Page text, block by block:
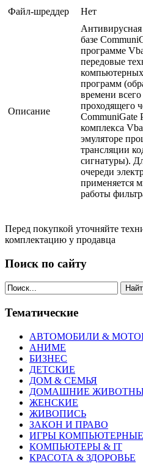
Файл-шреддер Нет
Описание
Антивирусная
базе
программе
передовые
программ
времени
проходящего
CommuniGate
комплекса
эмуляторе
трансляции
сигнатуры).
очереди
применяется
работы
Перед покупкой уточняйте
комплектацию у продавца
Поиск по сайту
Тематические
АВТОМОБИЛИ &
АНИМЕ
БИЗНЕС
ДЕТСКИЕ
ДОМ & СЕМЬЯ
ДОМАШНИЕ
ЖЕНСКИЕ
ЖИВОПИСЬ
ЗАКОН И ПРАВО
ИГРЫ КОМПЬЮТЕРНЫЕ
КОМПЬЮТЕРЫ & IT
КРАСОТА & ЗДОРОВЬЕ